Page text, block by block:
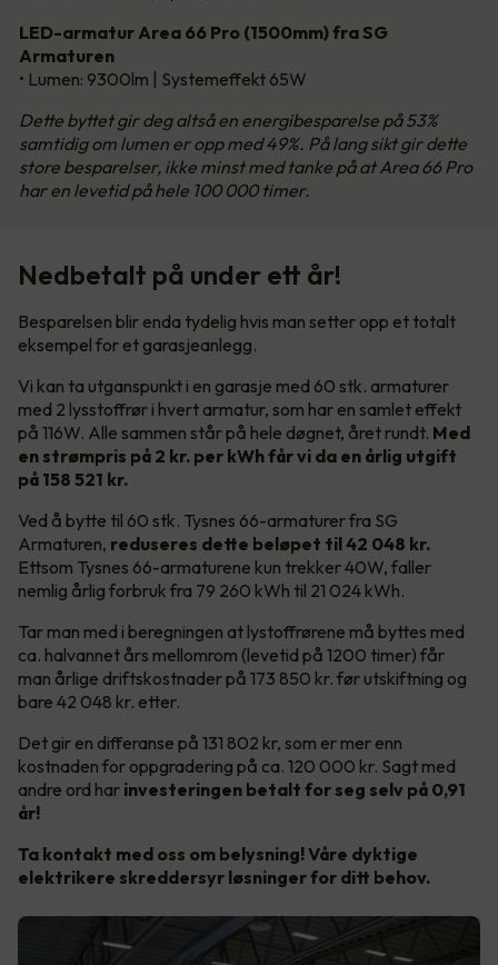
LED-armatur Area 66 Pro (1500mm) fra SG
Armaturen
• Lumen: 9300lm | Systemeffekt 65W
Dette byttet gir deg altså en energibesparelse på 53%
samtidig om lumen er opp med 49%. På lang sikt gir dette
store besparelser, ikke minst med tanke på at Area 66 Pro
har en levetid på hele 100 000 timer.
Nedbetalt på under ett år!
Besparelsen blir enda tydelig hvis man setter opp et totalt
eksempel for et garasjeanlegg.
Vi kan ta utganspunkt i en garasje med 60 stk. armaturer
med 2 lysstoffrør i hvert armatur, som har en samlet effekt
på 116W. Alle sammen står på hele døgnet, året rundt. Med
en strømpris på 2 kr. per kWh får vi da en årlig utgift
på 158 521 kr.
Ved å bytte til 60 stk. Tysnes 66-armaturer fra SG
Armaturen, reduseres dette beløpet til 42 048 kr.
Ettsom Tysnes 66-armaturene kun trekker 40W, faller
nemlig årlig forbruk fra 79 260 kWh til 21 024 kWh.
Tar man med i beregningen at lystoffrørene må byttes med
ca. halvannet års mellomrom (levetid på 1200 timer) får
man årlige driftskostnader på 173 850 kr. før utskiftning og
bare 42 048 kr. etter.
Det gir en differanse på 131 802 kr, som er mer enn
kostnaden for oppgradering på ca. 120 000 kr. Sagt med
andre ord har investeringen betalt for seg selv på 0,91
år!
Ta kontakt med oss om belysning! Våre dyktige
elektrikere skreddersyr løsninger for ditt behov.